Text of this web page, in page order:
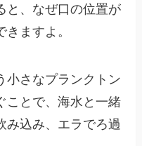
と、なぜ口の位置が
ますよ。
小さなプランクトン
ことで、海水と一緒
み込み、エラでろ過